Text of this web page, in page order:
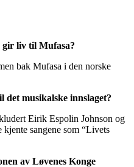
gir liv til Mufasa?
bak Mufasa i den norske
musikalske innslaget?
Eirik Espolin Johnson og
sangene som “Livets
av Løvenes Konge